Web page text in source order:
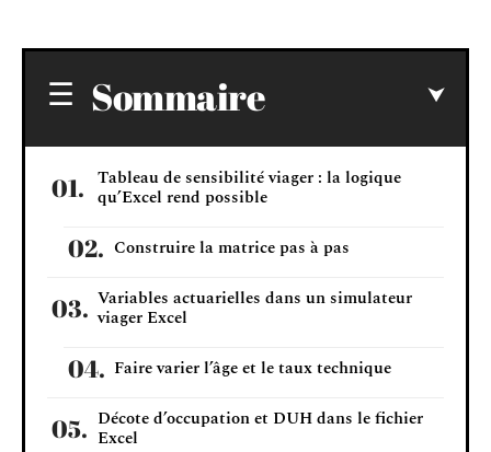
Sommaire
Tableau de sensibilité viager : la logique
qu’Excel rend possible
Construire la matrice pas à pas
Variables actuarielles dans un simulateur
viager Excel
Faire varier l’âge et le taux technique
Décote d’occupation et DUH dans le fichier
Excel